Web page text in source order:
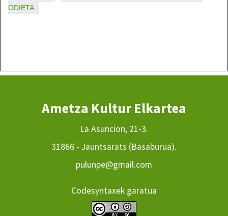
ODIETA
Ametza Kultur Elkartea
La Asuncion, 21-3.
31866 - Jauntsarats (Basaburua).
pulunpe@gmail.com
Codesyntaxek garatua